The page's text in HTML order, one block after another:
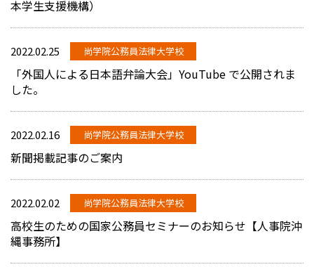
本学生支援機構）
2022.02.25 尚学院公務員法律大学校
「外国人による日本語弁論大会」YouTube で公開されま
した。
2022.02.16 尚学院公務員法律大学校
新聞掲載記事のご案内
2022.02.02 尚学院公務員法律大学校
高校生のための国家公務員セミナーのお知らせ【人事院沖
縄事務所】